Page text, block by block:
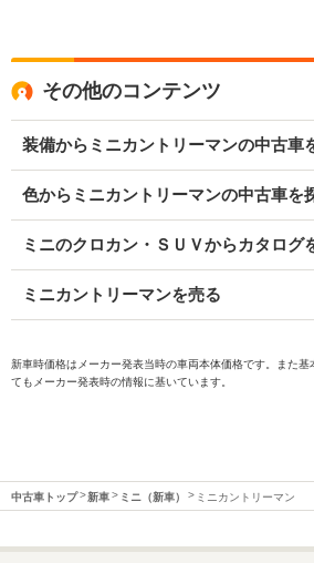
その他のコンテンツ
装備からミニカントリーマンの中古車
色からミニカントリーマンの中古車を
ミニのクロカン・ＳＵＶからカタログ
ミニカントリーマンを売る
新車時価格はメーカー発表当時の車両本体価格です。また
てもメーカー発表時の情報に基いています。
中古車トップ 新車 ミニ（新車） ミニカントリーマン